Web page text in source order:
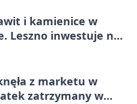
i kamienice w
Leszno inwestuje na
z marketu w
zatrzymany w